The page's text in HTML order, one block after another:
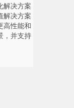
解决方案
解决方案
高性能和
，并支持